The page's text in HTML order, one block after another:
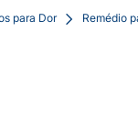
para Dor Remédio